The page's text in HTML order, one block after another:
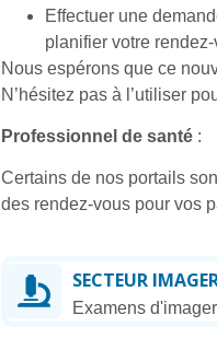
Effectuer une
planifier votre rendez-
Nous espérons que ce
N’hésitez pas à l’utiliser
Professionnel de santé :
Certains de nos portails
des rendez-vous pour vos
SECTEUR
Examens